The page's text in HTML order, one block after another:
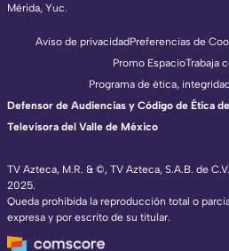
Mérida, Yuc.
TV Azteca, M.R. & ©, TV Azteca, S.A.B. de
2025.
Queda prohibida la reproducción total o
expresa y por escrito de su titular.
Aviso de privacidadPreferencias de
Promo EspacioTrabaja
Programa de ética,
Defensor de Audiencias y Código de Ética
Televisora del Valle de México